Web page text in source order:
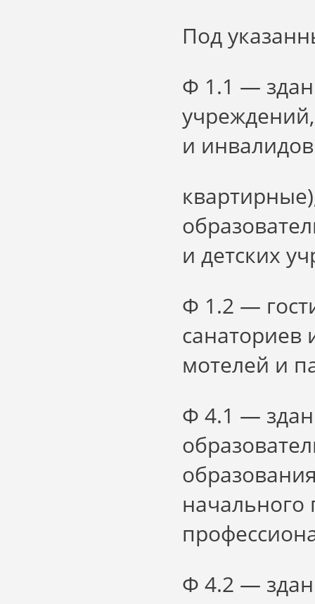
Под
Ф 1.1 —
и инвалидов
и детских
Ф 1.2 —
санаториев
мотелей и
Ф 4.1 —
начального
Ф 4.2 —